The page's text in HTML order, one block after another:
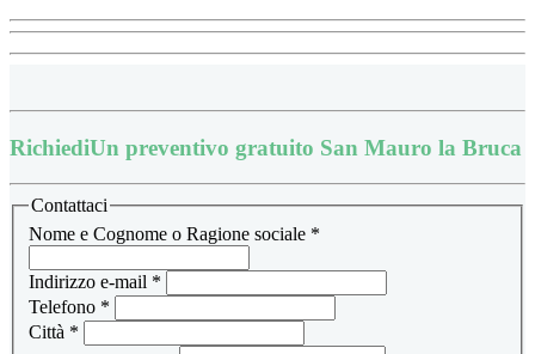
RichiediUn preventivo gratuito San Mauro la Bruca
Contattaci
Nome e Cognome o Ragione sociale *
Indirizzo e-mail *
Telefono *
Città *